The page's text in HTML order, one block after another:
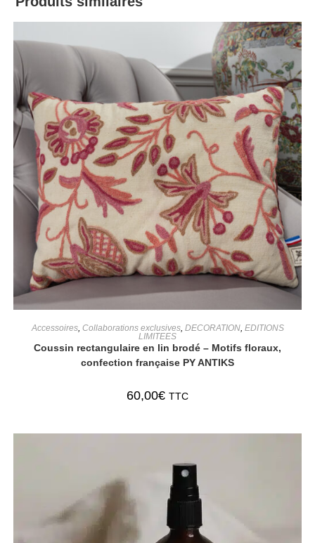
AJOUTER AU PANIER
Accessoires, Collaborations exclusives, DECORATION, EDITIONS
LIMITEES
Coussin rectangulaire en lin brodé – Motifs floraux,
confection française PY ANTIKS
60,00€ TTC